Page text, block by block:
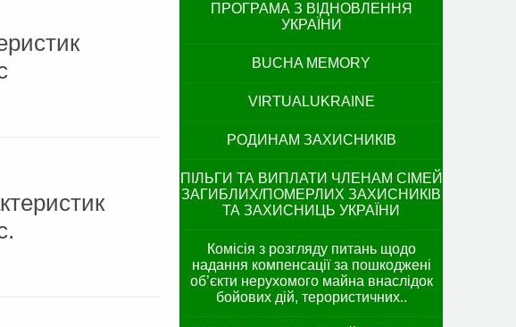
ПРОГРАМА З ВІДНОВЛЕННЯ
УКРАЇНИ
BUCHA MEMORY
VIRTUALUKRAINE
РОДИНАМ ЗАХИСНИКІВ
ПІЛЬГИ ТА ВИПЛАТИ ЧЛЕНАМ СІМЕЙ
ЗАГИБЛИХ/ПОМЕРЛИХ ЗАХИСНИКІВ
ТА ЗАХИСНИЦЬ УКРАЇНИ
Комісія з розгляду питань щодо
надання компенсації за пошкоджені
об’єкти нерухомого майна внаслідок
бойових дій, терористичних..